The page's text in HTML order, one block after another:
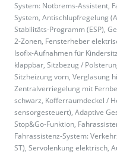
System: Notbrems-Assistent,
System, Antischlupfregelung
Stabilitäts-Programm (ESP),
2-Zonen, Fensterheber
Isofix-Aufnahmen für
klappbar, Sitzbezug /
Sitzheizung vorn, Verglasung
Zentralverriegelung mit
schwarz, Kofferraumdeckel /
sensorgesteuert), Adaptive
Stop&Go-Funktion,
Fahrassistenz-System:
ST), Servolenkung elektrisch,